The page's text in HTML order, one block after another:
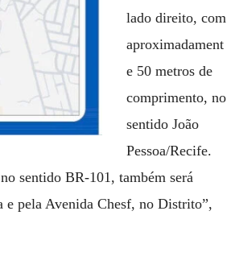
lado direito, com
aproximadament
e 50 metros de
comprimento, no
sentido João
Pessoa/Recife.
sentido BR-101, também será
pela Avenida Chesf, no Distrito”,